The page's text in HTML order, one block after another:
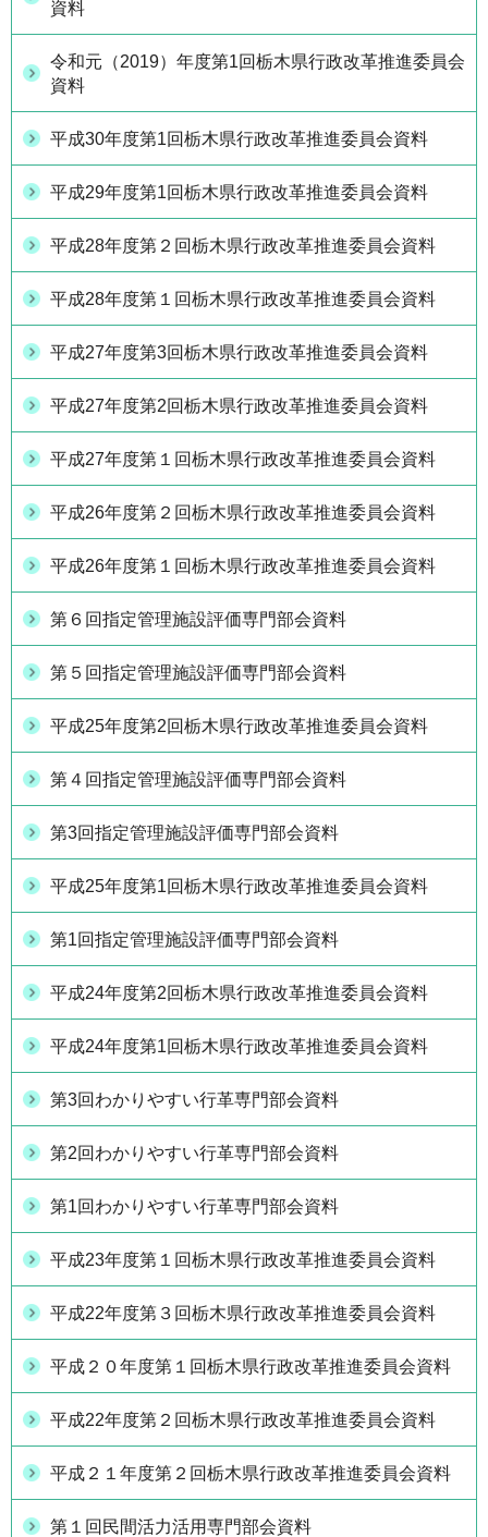
資料
令和元（2019）年度第1回栃木県行政改革推進委員会
資料
平成30年度第1回栃木県行政改革推進委員会資料
平成29年度第1回栃木県行政改革推進委員会資料
平成28年度第２回栃木県行政改革推進委員会資料
平成28年度第１回栃木県行政改革推進委員会資料
平成27年度第3回栃木県行政改革推進委員会資料
平成27年度第2回栃木県行政改革推進委員会資料
平成27年度第１回栃木県行政改革推進委員会資料
平成26年度第２回栃木県行政改革推進委員会資料
平成26年度第１回栃木県行政改革推進委員会資料
第６回指定管理施設評価専門部会資料
第５回指定管理施設評価専門部会資料
平成25年度第2回栃木県行政改革推進委員会資料
第４回指定管理施設評価専門部会資料
第3回指定管理施設評価専門部会資料
平成25年度第1回栃木県行政改革推進委員会資料
第1回指定管理施設評価専門部会資料
平成24年度第2回栃木県行政改革推進委員会資料
平成24年度第1回栃木県行政改革推進委員会資料
第3回わかりやすい行革専門部会資料
第2回わかりやすい行革専門部会資料
第1回わかりやすい行革専門部会資料
平成23年度第１回栃木県行政改革推進委員会資料
平成22年度第３回栃木県行政改革推進委員会資料
平成２０年度第１回栃木県行政改革推進委員会資料
平成22年度第２回栃木県行政改革推進委員会資料
平成２１年度第２回栃木県行政改革推進委員会資料
第１回民間活力活用専門部会資料